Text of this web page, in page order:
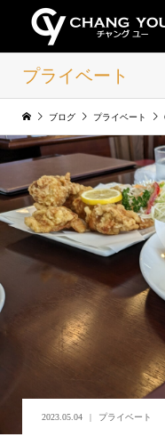
プライベート
ブログ プライベート
2023.05.04 プライベート